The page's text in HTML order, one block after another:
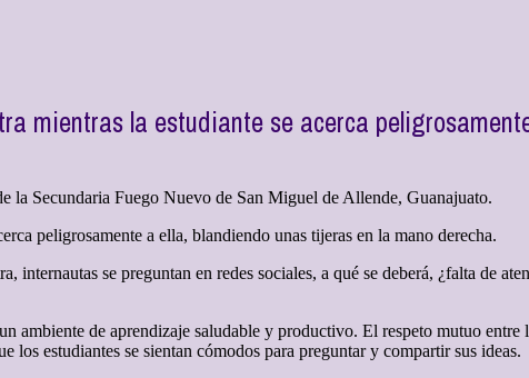
mientras la estudiante se acerca
la Secundaria Fuego Nuevo de San Miguel de Allende, Guanajuato.
peligrosamente a ella, blandiendo unas tijeras en la mano derecha.
se preguntan en redes sociales, a qué se deberá, ¿falta de
ambiente de aprendizaje saludable y productivo. El respeto mutuo entre
los estudiantes se sientan cómodos para preguntar y compartir sus ideas.